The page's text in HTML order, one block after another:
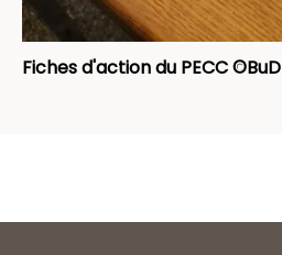
Fiches d'action du PECC ©BuD